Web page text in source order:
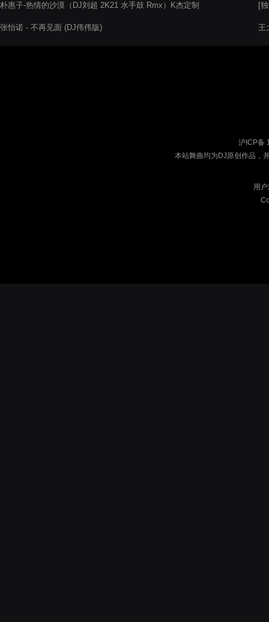
朴惠子-热情的沙漠（DJ刘超 2K21 水手鼓 Rmx）K杰定制
张怡诺 - 不再见面 (DJ伟伟版)
[
王
沪ICP备
本站舞曲均为DJ原创作品，
用